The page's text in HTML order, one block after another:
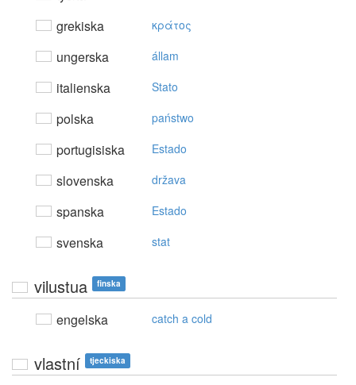
grekiska κράτoς
ungerska állam
italienska Stato
polska państwo
portugisiska Estado
slovenska država
spanska Estado
svenska stat
vilustua finska
engelska catch a cold
vlastní tjeckiska